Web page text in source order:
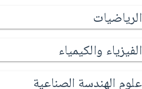
الرياضيات
الفيزياء والكيمياء
علوم الهندسة الصناعية